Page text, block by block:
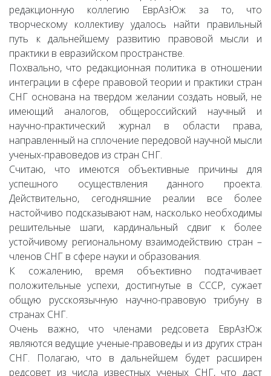
редакционную коллегию ЕврАзЮж за то, что
творческому коллективу удалось найти правильный
путь к дальнейшему развитию правовой мысли и
практики в евразийском пространстве.
Похвально, что редакционная политика в отношении
интеграции в сфере правовой теории и практики стран
СНГ основана на твердом желании создать новый, не
имеющий аналогов, общероссийский научный и
научно-практический журнал в области права,
направленный на сплочение передовой научной мысли
ученых-правоведов из стран СНГ.
Считаю, что имеются объективные причины для
успешного осуществления данного проекта.
Действительно, сегодняшние реалии все более
настойчиво подсказывают нам, насколько необходимы
решительные шаги, кардинальный сдвиг к более
устойчивому региональному взаимодействию стран –
членов СНГ в сфере науки и образования.
К сожалению, время объективно подтачивает
положительные успехи, достигнутые в СССР, сужает
общую русскоязычную научно-правовую трибуну в
странах СНГ.
Очень важно, что членами редсовета ЕврАзЮж
являются ведущие ученые-правоведы и из других стран
СНГ. Полагаю, что в дальнейшем будет расширен
редсовет из числа известных ученых СНГ, что даст